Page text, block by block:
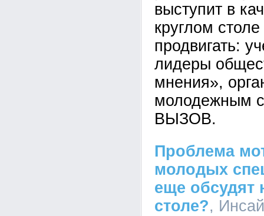
выступит в
круглом
продвигать:
лидеры
мнения»,
молодежным
ВЫЗОВ.
Проблема
молодых
еще обсудят
столе?,